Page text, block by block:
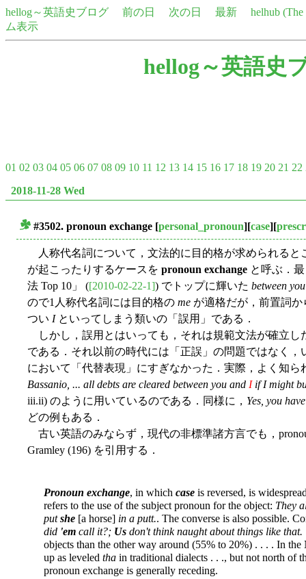
hellog～英語史ブログ 前の日 次の日 最新
helhub
ム表示
hellog～英語史
01 02 03 04 05 06 07 08 09 10 11 12 13 14 15 16 17 18 19 20 21 22
2018-11-28 Wed
#3502. pronoun exchange [personal_pronoun][case][
人称代名詞について，文法的に目的格が求められると
が起こったりするケースを pronoun exchange と呼ぶ．
法 Top 10」 ([2010-02-22-1]) でトップに輝いた between
ので1人称代名詞には目的格の me が適格だが，前置詞
つい Iといってしまう類いの「誤用」である．
しかし，誤用とはいっても，それは規範文法が確立し
である．それ以前の時代には「正誤」の問題ではなく
において「代替表現」にすぎなかった．実際，よく知ら
Bassanio, ... all debts are cleared between you and Iif I might
iii.ii) のように用いているのである．同様に， Yes, you
どの例もある．
古い英語のみならず，現代の非標準諸方言でも，
Gramley (196) を引用する．
Pronoun exchange, in which case is reversed, is
refers to the use of the subject pronoun for the object: They
putshe [a horse] in a putt.. The converse is also possible.
did 'em call it?; Us don't think naught about things like that.
objects than the other way around (55% to 20%) . . . . In
up as leveled tha in traditional dialects . . ., but not north of
pronoun exchange is generally receding.